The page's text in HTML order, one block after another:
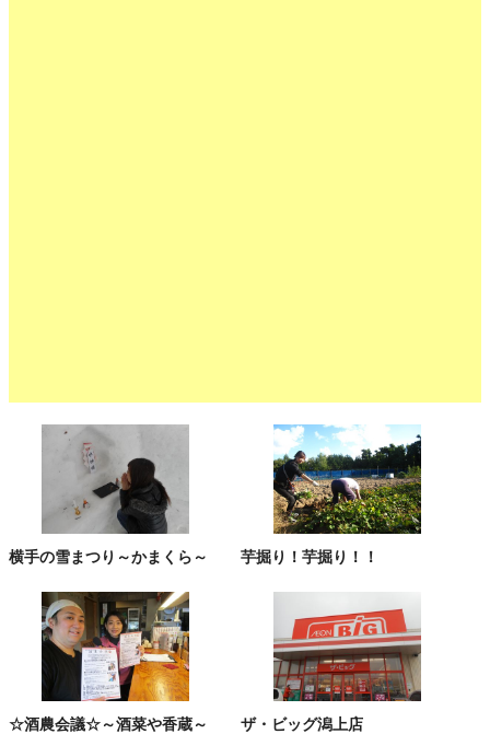
横手の雪まつり～かまくら～ 芋掘り！芋掘り！！
☆酒農会議☆～酒菜や香蔵～ ザ・ビッグ潟上店